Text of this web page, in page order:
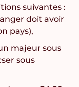
suivantes :
doit avoir
pays),
majeur sous
sous